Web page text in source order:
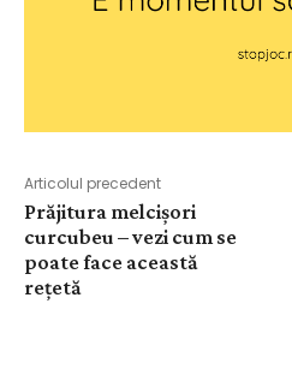
Articolul precedent
Prăjitura melcișori
curcubeu – vezi cum se
poate face această
rețetă